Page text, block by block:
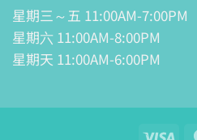
星期三～五 11:00AM-7:00PM
星期六 11:00AM-8:00PM
星期天 11:00AM-6:00PM
Visa